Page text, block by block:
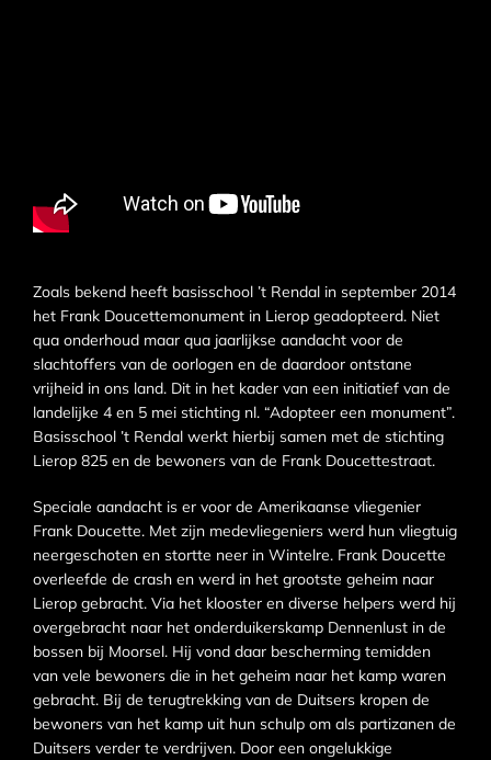
Zoals bekend heeft basisschool ’t Rendal in september 2014
het Frank Doucettemonument in Lierop geadopteerd. Niet
qua onderhoud maar qua jaarlijkse aandacht voor de
slachtoffers van de oorlogen en de daardoor ontstane
vrijheid in ons land. Dit in het kader van een initiatief van de
landelijke 4 en 5 mei stichting nl. “Adopteer een monument”.
Basisschool ’t Rendal werkt hierbij samen met de stichting
Lierop 825 en de bewoners van de Frank Doucettestraat.
Speciale aandacht is er voor de Amerikaanse vliegenier
Frank Doucette. Met zijn medevliegeniers werd hun vliegtuig
neergeschoten en stortte neer in Wintelre. Frank Doucette
overleefde de crash en werd in het grootste geheim naar
Lierop gebracht. Via het klooster en diverse helpers werd hij
overgebracht naar het onderduikerskamp Dennenlust in de
bossen bij Moorsel. Hij vond daar bescherming temidden
van vele bewoners die in het geheim naar het kamp waren
gebracht. Bij de terugtrekking van de Duitsers kropen de
bewoners van het kamp uit hun schulp om als partizanen de
Duitsers verder te verdrijven. Door een ongelukkige